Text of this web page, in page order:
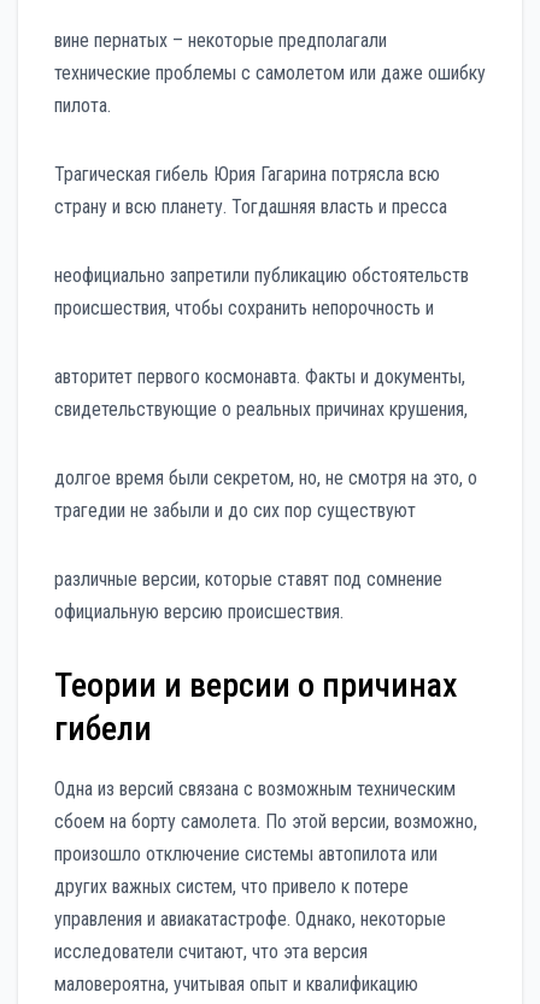
вине пернатых – некоторые предполагали
технические проблемы с самолетом или даже ошибку
пилота.
Трагическая гибель Юрия Гагарина потрясла всю
страну и всю планету. Тогдашняя власть и пресса
неофициально запретили публикацию обстоятельств
происшествия, чтобы сохранить непорочность и
авторитет первого космонавта. Факты и документы,
свидетельствующие о реальных причинах крушения,
долгое время были секретом, но, не смотря на это, о
трагедии не забыли и до сих пор существуют
различные версии, которые ставят под сомнение
официальную версию происшествия.
Теории и версии о причинах
гибели
Одна из версий связана с возможным техническим
сбоем на борту самолета. По этой версии, возможно,
произошло отключение системы автопилота или
других важных систем, что привело к потере
управления и авиакатастрофе. Однако, некоторые
исследователи считают, что эта версия
маловероятна, учитывая опыт и квалификацию